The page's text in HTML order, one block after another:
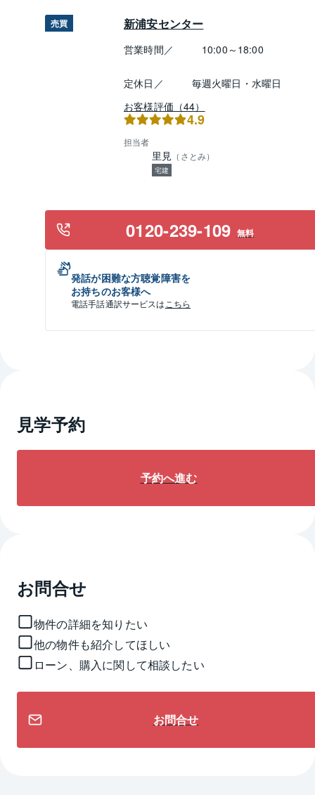
売買 新浦安センター
営業時間／ 10:00～18:00
定休日／
毎週火曜日・水曜日
お客様評価（44）
4.9
担当者
里見 （ さとみ）
宅建
0120-239-109 無料
発話が困難な方聴覚障害を
お持ちのお客様へ
電話手話通訳サービスは こちら
見学予約
予約へ進む
お問合せ
物件の詳細を知りたい
他の物件も紹介してほしい
ローン、購入に関して相談したい
お問合せ